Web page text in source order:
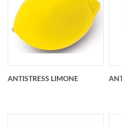
Antistress pallina
personalizzato O 63
mm
ANTISTRESS LIMONE